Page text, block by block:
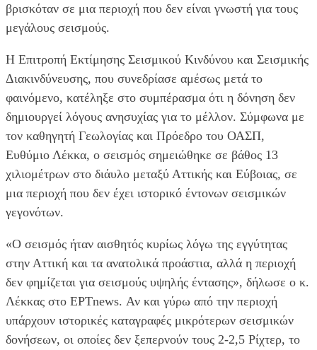
βρισκόταν σε μια περιοχή που δεν είναι γνωστή για τους
μεγάλους σεισμούς.
Η Επιτροπή Εκτίμησης Σεισμικού Κινδύνου και Σεισμικής
Διακινδύνευσης, που συνεδρίασε αμέσως μετά το
φαινόμενο, κατέληξε στο συμπέρασμα ότι η δόνηση δεν
δημιουργεί λόγους ανησυχίας για το μέλλον. Σύμφωνα με
τον καθηγητή Γεωλογίας και Πρόεδρο του ΟΑΣΠ,
Ευθύμιο Λέκκα, ο σεισμός σημειώθηκε σε βάθος 13
χιλιομέτρων στο διάυλο μεταξύ Αττικής και Εύβοιας, σε
μια περιοχή που δεν έχει ιστορικό έντονων σεισμικών
γεγονότων.
«Ο σεισμός ήταν αισθητός κυρίως λόγω της εγγύτητας
στην Αττική και τα ανατολικά προάστια, αλλά η περιοχή
δεν φημίζεται για σεισμούς υψηλής έντασης», δήλωσε ο κ.
Λέκκας στο ΕΡΤnews. Αν και γύρω από την περιοχή
υπάρχουν ιστορικές καταγραφές μικρότερων σεισμικών
δονήσεων, οι οποίες δεν ξεπερνούν τους 2-2,5 Ρίχτερ, το